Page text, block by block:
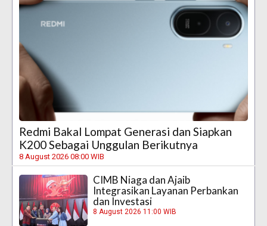
Redmi Bakal Lompat Generasi dan Siapkan
K200 Sebagai Unggulan Berikutnya
8 August 2026 08:00 WIB
CIMB Niaga dan Ajaib
Integrasikan Layanan Perbankan
dan Investasi
8 August 2026 11:00 WIB